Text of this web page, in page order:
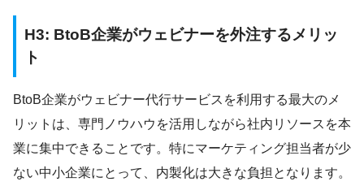
H3: BtoB企業がウェビナーを外注するメリッ
ト
BtoB企業がウェビナー代行サービスを利用する最大のメ
リットは、専門ノウハウを活用しながら社内リソースを本
業に集中できることです。特にマーケティング担当者が少
ない中小企業にとって、内製化は大きな負担となります。